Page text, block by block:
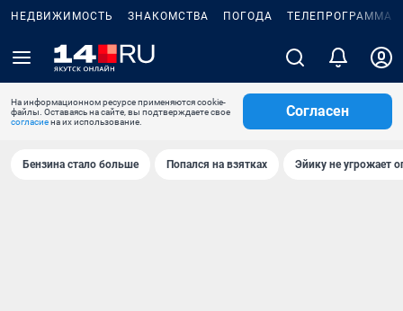
НЕДВИЖИМОСТЬ ЗНАКОМСТВА ПОГОДА ТЕЛЕПРОГРАММА
На информационном ресурсе применяются cookie-
файлы. Оставаясь на сайте, вы подтверждаете свое
согласиена их использование.
Согласен
Бензина стало больше Попался на взятках Эйику не угрожает